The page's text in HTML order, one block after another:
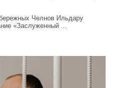
Челнов Ильдару
«Заслуженный ...